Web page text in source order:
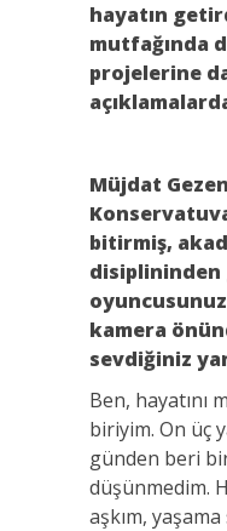
hayatın
mutfağında
projelerine
Müjdat
bitirmiş,
disiplininden
kamera
sevdiğiniz
Ben, hayatını
biriyim. On üç
günden beri
düşünmedim.
aşkım,